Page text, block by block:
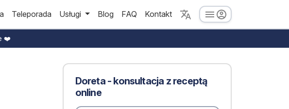
Teleporada Usługi Blog FAQ Kontakt
❤️
Doreta - konsultacja z receptą
online